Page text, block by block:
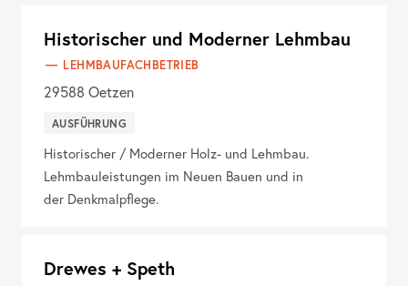
Historischer und Moderner Lehmbau
LEHMBAUFACHBETRIEB
29588 Oetzen
AUSFÜHRUNG
Historischer / Moderner Holz- und Lehmbau.
Lehmbauleistungen im Neuen Bauen und in
der Denkmalpflege.
Drewes + Speth